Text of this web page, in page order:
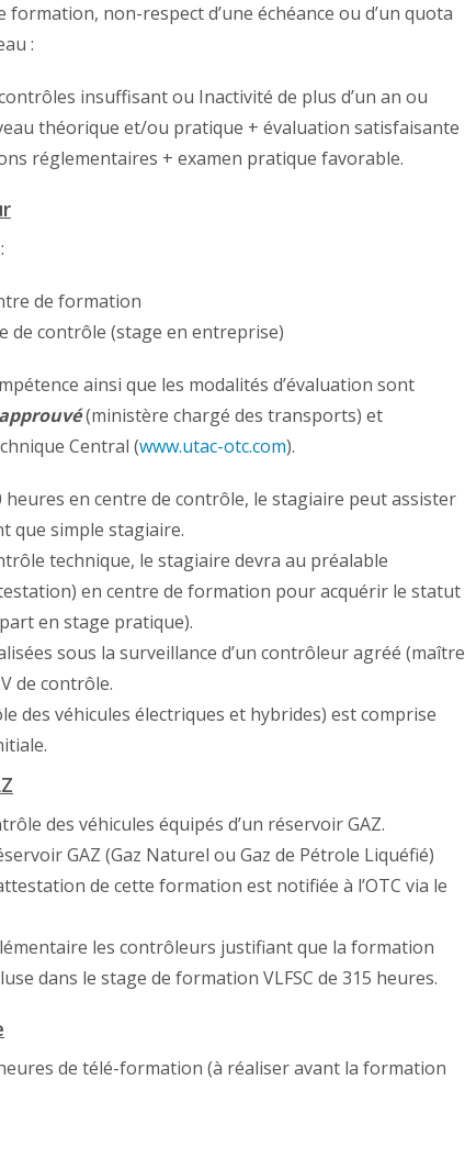
formation, non-respect d’une échéance ou d’un quota
:
insuffisant ou Inactivité de plus d’un an ou
théorique et/ou pratique + évaluation satisfaisante
réglementaires + examen pratique favorable.
de formation
de contrôle (stage en entreprise)
ainsi que les modalités d’évaluation sont
(ministère chargé des transports) et
Central (www.utac-otc.com).
en centre de contrôle, le stagiaire peut assister
que simple stagiaire.
technique, le stagiaire devra au préalable
en centre de formation pour acquérir le statut
en stage pratique).
sous la surveillance d’un contrôleur agréé (maître
de contrôle.
des véhicules électriques et hybrides) est comprise
des véhicules équipés d’un réservoir GAZ.
GAZ (Gaz Naturel ou Gaz de Pétrole Liquéfié)
de cette formation est notifiée à l’OTC via le
les contrôleurs justifiant que la formation
dans le stage de formation VLFSC de 315 heures.
de télé-formation (à réaliser avant la formation